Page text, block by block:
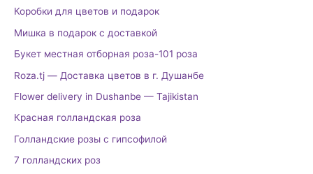
Коробки для цветов и подарок
Мишка в подарок с доставкой
Букет местная отборная роза-101 роза
Roza.tj — Доставка цветов в г. Душанбе
Flower delivery in Dushanbe — Tajikistan
Красная голландская роза
Голландские розы с гипсофилой
7 голландских роз